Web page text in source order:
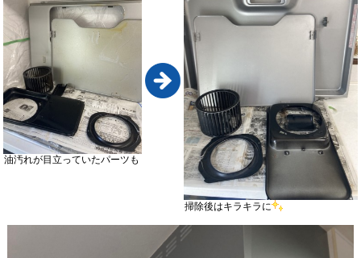
油汚れが目立っていたパーツも
掃除後はキラキラに